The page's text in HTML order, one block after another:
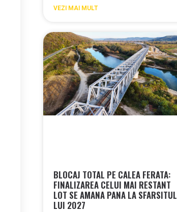
VEZI MAI MULT
BLOCAJ TOTAL PE CALEA FERATA:
FINALIZAREA CELUI MAI RESTANT
LOT SE AMANA PANA LA SFARSITUL
LUI 2027